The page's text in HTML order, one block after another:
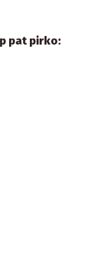
pat pirko: